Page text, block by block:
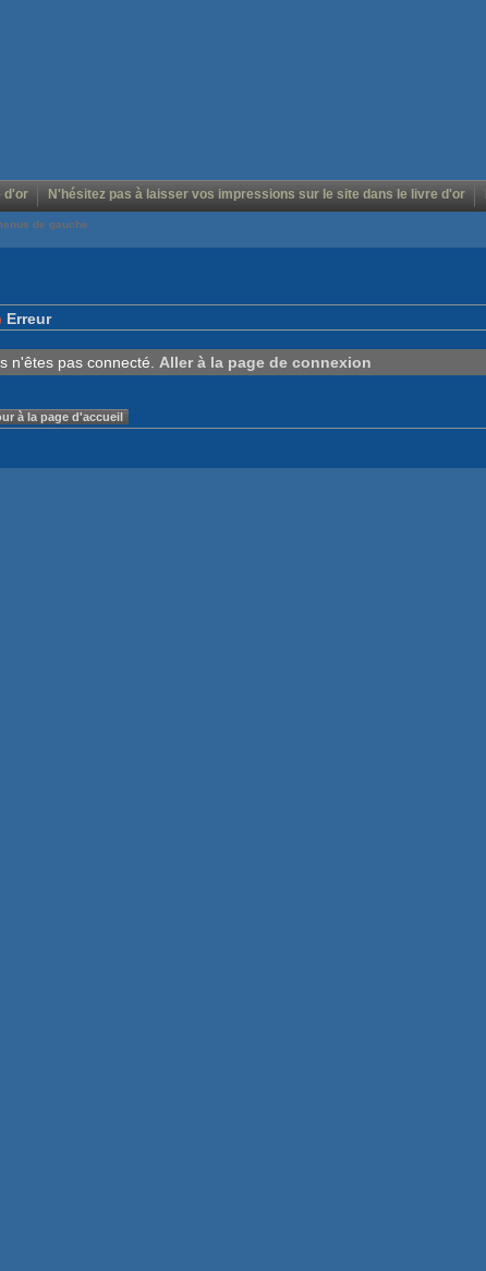
d'or N'hésitez pas à laisser vos impressions sur le site dans le livre d'or
de gauche
Erreur
n'êtes pas connecté. Aller à la page de connexion
à la page d'accueil